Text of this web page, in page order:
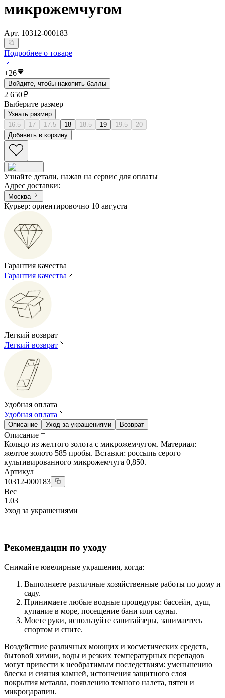
микрожемчугом
Арт. 10312-000183
Подробнее о товаре
+26
Войдите, чтобы накопить баллы
2 650 ₽
Выберите размер
Узнать размер
16.5
17 17.5 18 18.5 19 19.5
20
Добавить в корзину
Узнайте детали, нажав на сервис для оплаты
Адрес доставки:
Москва
Курьер: ориентировочно 10 августа
Гарантия качества
Гарантия качества
Легкий возврат
Легкий возврат
Удобная оплата
Удобная оплата
Описание Уход за украшениями Возврат
Описание
Кольцо из желтого золота с микрожемчугом. Материал:
желтое золото 585 пробы. Вставки: россыпь серого
культивированного микрожемчуга 0,850.
Артикул
10312-000183
Вес
1.03
Уход за украшениями
Рекомендации по уходу
Снимайте ювелирные украшения, когда:
Выполняете различные хозяйственные работы по дому и
саду.
Принимаете любые водные процедуры: бассейн, душ,
купание в море, посещение бани или сауны.
Моете руки, используйте санитайзеры, занимаетесь
спортом и спите.
Воздействие различных моющих и косметических средств,
бытовой химии, воды и резких температурных перепадов
могут привести к необратимым последствиям: уменьшению
блеска и сияния камней, истончения защитного слоя
покрытия металла, появлению темного налета, пятен и
микроцарапин.